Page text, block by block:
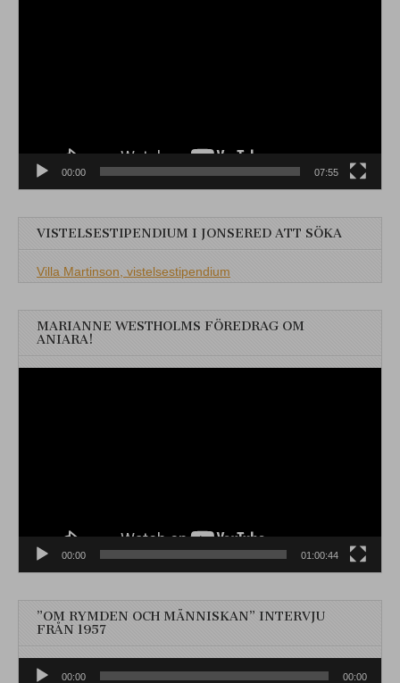
00:00 07:55
VISTELSESTIPENDIUM I JONSERED ATT SÖKA
Villa Martinson, vistelsestipendium
MARIANNE WESTHOLMS FÖREDRAG OM
ANIARA!
00:00 01:00:44
”OM RYMDEN OCH MÄNNISKAN” INTERVJU
FRÅN 1957
Ljudspelare
00:00 00:00